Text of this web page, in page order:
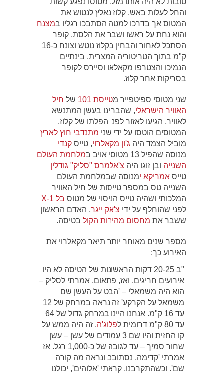
והחל לעלות באש. קלוז נאלץ לנטוש את
המטוס אך בדרכו למטה הסתבכו רגליו במצנח
והוא נחת על ראשו ושבר את הלסת. קופר
הסתכל לאחור והבחין בקלוז נוטש וצונח כ-16
ק"מ בתוך הטריטוריה המצרית. בינתיים
הנמיכו והצטרפו מקאלאו וסיירס לקופר
בסריקות אחר קלוז.
שני מטוסי ספיטפייר מטייסת 101 של חיל
האוויר הישראלי, שהבחינו בעשן המתנשא
לאוויר, הגיעו לאזור לפני הפלתו של קלוז.
המטוסים הוטסו על ידי שני מתנדבי חוץ לארץ
מוביל הצמד היה ג'ון מקאלרוי, טייס קנדי
מנוסה שהפיל 13 מטוסי אויב ב
מלחמת העולם
השנייה ובן זוגו היה צ'אלמרס "סליק" גודלין
טייס אמריקא ימנוסה שבמלחמת העולם
השנייה טס במספר טייסות של חיל האוויר
המלכותי ושהיה טייס הניסוי של מטוס בל X-1
לפני שהוחלף על ידי צ'אק ייגר, האדם הראשון
ששבר את מחסום מהירות הקול בטיסה.
מספר שנים מאוחר יותר תיאר מקאלרוי את
האירוע כך:
"ב 20-25 דקות הראשונות של הטיסה לא היו
אירועים חריגים. ואז, פתאום, אמרתי לסליק –
הוא היה משמאלי – 'הבט על העשן שם
משמאל על הקרקע' זה נראה במרחק של 12
עד 16 ק"מ. אנחנו היינו במרחק גדול של 64
עד 80 ק"מ דרומית ל
פלוג'ה. זה היה ממש על
קו החזית והיו שם 3 עמודים של עשן – עשן
שחור סמיך – עד לגובה של כ-1,000 רגל. אז
אמרתי 'קדימה, נסתובב ונראה מה קורה
שם'. וכשהתקרבנו, קראתי 'אלוהים', יכולנו